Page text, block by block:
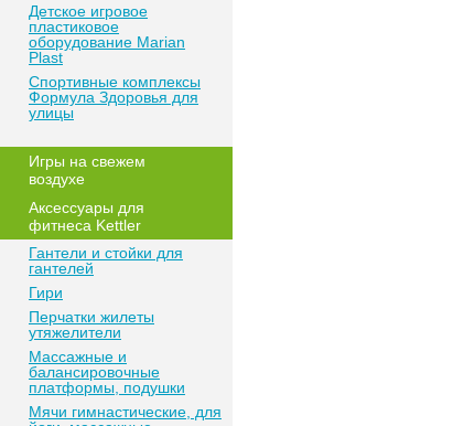
Детское игровое
пластиковое
оборудование Marian
Plast
Спортивные комплексы
Формула Здоровья для
улицы
Игры на свежем
воздухе
Аксессуары для
фитнеса Kettler
Гантели и стойки для
гантелей
Гири
Перчатки жилеты
утяжелители
Массажные и
балансировочные
платформы, подушки
Мячи гимнастические, для